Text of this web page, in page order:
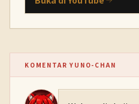
KOMENTAR YUNO-CHAN